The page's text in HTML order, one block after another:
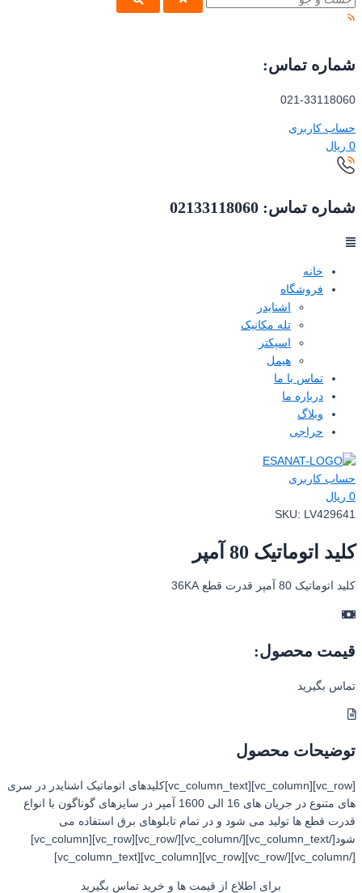
شماره تماس:
021-33118060
حساب کاربری
0 ریال
شماره تماس: 02133118060
خانه
فروشگاه
اشنایدر
تله مکانیک
اسپکتر
هیمل
تماس با ما
درباره ما
وبلاگ
حراجی
حساب کاربری
0 ریال
SKU: LV429641
کلید اتوماتیک 80 آمپر
کلید اتوماتیک 80 آمپر قدرت قطع 36KA
قیمت محصول:
تماس بگیرید
توضیحات محصول
[vc_row][vc_column][vc_column_text]کلیدهای اتوماتیک اشنایدر در سری
های متنوع در جریان های 16 الی 1600 آمپر در سایزهای گوناگون با انواع
قدرت قطع ها تولید می شود و در تمام تابلوهای برق استفاده می
شود[/vc_column_text][/vc_column][/vc_row][vc_row][vc_column]
[/vc_column][/vc_row][vc_row][vc_column][vc_column_text]
برای اطلاع از قیمت ها و خرید تماس بگیرید